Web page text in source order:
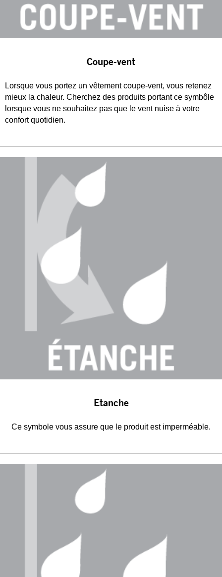
Coupe-vent
Lorsque vous portez un vêtement coupe-vent, vous retenez
mieux la chaleur. Cherchez des produits portant ce symbôle
lorsque vous ne souhaitez pas que le vent nuise à votre
confort quotidien.
Etanche
Ce symbole vous assure que le produit est imperméable.